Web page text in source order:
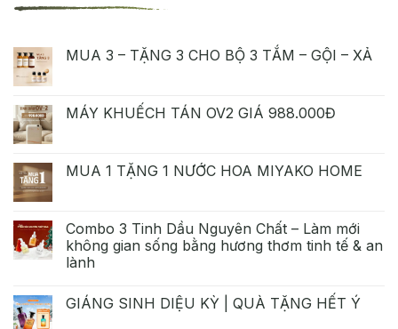
MUA 3 – TẶNG 3 CHO BỘ 3 TẮM – GỘI – XẢ
MÁY KHUẾCH TÁN OV2 GIÁ 988.000Đ
MUA 1 TẶNG 1 NƯỚC HOA MIYAKO HOME
Combo 3 Tinh Dầu Nguyên Chất – Làm mới
không gian sống bằng hương thơm tinh tế & an
lành
GIÁNG SINH DIỆU KỲ | QUÀ TẶNG HẾT Ý